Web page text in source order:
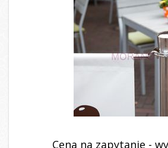
Cena na zapytanie -